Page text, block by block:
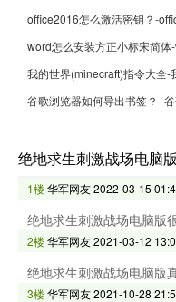
office2016怎么激活密钥？-
word怎么安装方正小标宋简
我的世界(minecraft)指令大全-
谷歌浏览器如何导出书签？-
绝地求生刺激战场电脑
1楼华军网友2022-03-15
绝地求生刺激战场电脑版
2楼华军网友2021-03-12
绝地求生刺激战场电脑版
3楼华军网友2021-10-28